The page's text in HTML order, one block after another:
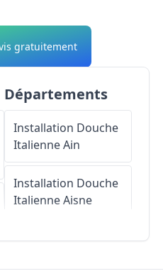
gratuitement
Départements
Installation Douche
ItalienneAin
Installation Douche
ItalienneAisne
Installation Douche